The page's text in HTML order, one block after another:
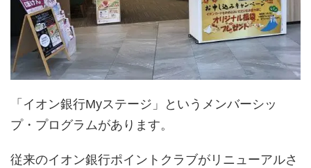
「イオン銀行Myステージ」というメンバーシッ
プ・プログラムがあります。
従来のイオン銀行ポイントクラブがリニューアルさ